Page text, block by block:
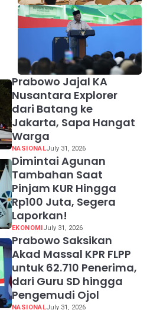
Prabowo Jajal KA
Nusantara Explorer
dari Batang ke
Jakarta, Sapa Hangat
Warga
NASIONALJuly 31, 2026
Dimintai Agunan
Tambahan Saat
Pinjam KUR Hingga
Rp100 Juta, Segera
Laporkan!
EKONOMI July 31, 2026
Prabowo Saksikan
Akad Massal KPR FLPP
untuk 62.710 Penerima,
dari Guru SD hingga
Pengemudi Ojol
NASIONALJuly 31, 2026